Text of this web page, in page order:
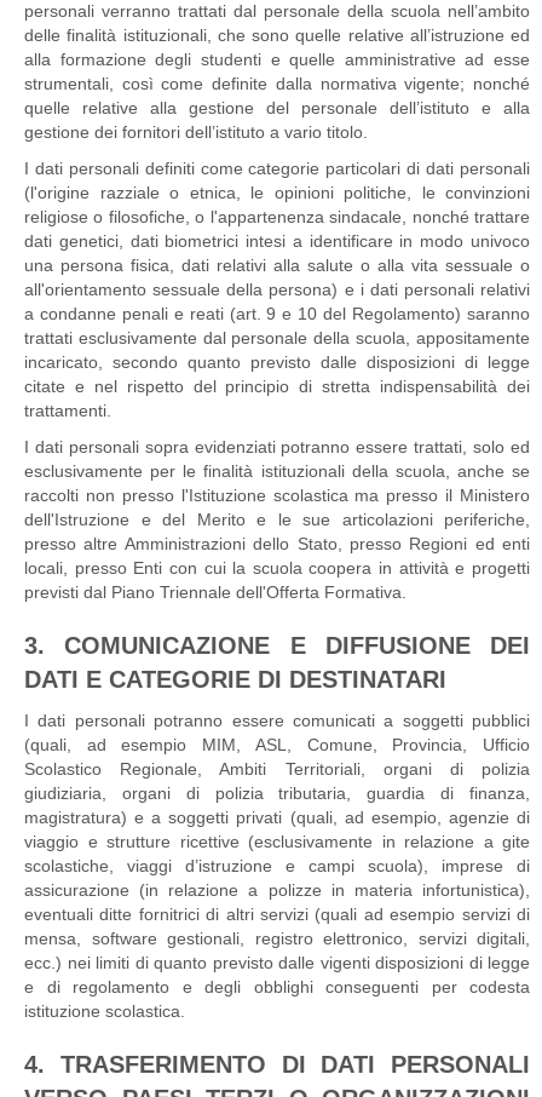
personali verranno trattati dal personale della scuola nell’ambito
delle finalità istituzionali, che sono quelle relative all’istruzione ed
alla formazione degli studenti e quelle amministrative ad esse
strumentali, così come definite dalla normativa vigente; nonché
quelle relative alla gestione del personale dell’istituto e alla
gestione dei fornitori dell’istituto a vario titolo.
I dati personali definiti come categorie particolari di dati personali
(l'origine razziale o etnica, le opinioni politiche, le convinzioni
religiose o filosofiche, o l'appartenenza sindacale, nonché trattare
dati genetici, dati biometrici intesi a identificare in modo univoco
una persona fisica, dati relativi alla salute o alla vita sessuale o
all'orientamento sessuale della persona) e i dati personali relativi
a condanne penali e reati (art. 9 e 10 del Regolamento) saranno
trattati esclusivamente dal personale della scuola, appositamente
incaricato, secondo quanto previsto dalle disposizioni di legge
citate e nel rispetto del principio di stretta indispensabilità dei
trattamenti.
I dati personali sopra evidenziati potranno essere trattati, solo ed
esclusivamente per le finalità istituzionali della scuola, anche se
raccolti non presso l'Istituzione scolastica ma presso il Ministero
dell'Istruzione e del Merito e le sue articolazioni periferiche,
presso altre Amministrazioni dello Stato, presso Regioni ed enti
locali, presso Enti con cui la scuola coopera in attività e progetti
previsti dal Piano Triennale dell'Offerta Formativa.
3. COMUNICAZIONE E DIFFUSIONE DEI
DATI E CATEGORIE DI DESTINATARI
I dati personali potranno essere comunicati a soggetti pubblici
(quali, ad esempio MIM, ASL, Comune, Provincia, Ufficio
Scolastico Regionale, Ambiti Territoriali, organi di polizia
giudiziaria, organi di polizia tributaria, guardia di finanza,
magistratura) e a soggetti privati (quali, ad esempio, agenzie di
viaggio e strutture ricettive (esclusivamente in relazione a gite
scolastiche, viaggi d’istruzione e campi scuola), imprese di
assicurazione (in relazione a polizze in materia infortunistica),
eventuali ditte fornitrici di altri servizi (quali ad esempio servizi di
mensa, software gestionali, registro elettronico, servizi digitali,
ecc.) nei limiti di quanto previsto dalle vigenti disposizioni di legge
e di regolamento e degli obblighi conseguenti per codesta
istituzione scolastica.
4. TRASFERIMENTO DI DATI PERSONALI